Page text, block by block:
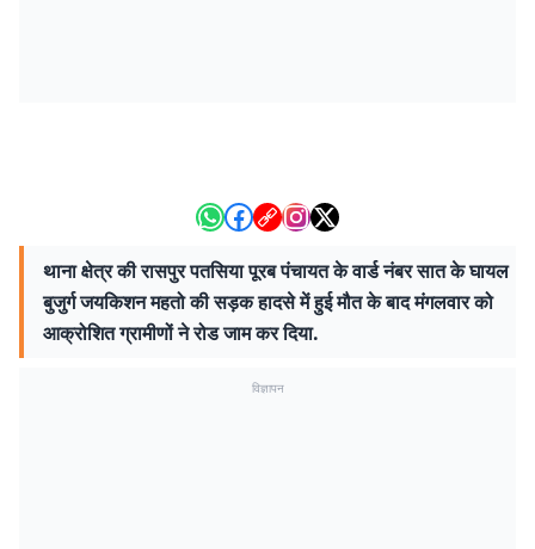
थाना क्षेत्र की रासपुर पतसिया पूरब पंचायत के वार्ड नंबर सात के घायल
बुजुर्ग जयकिशन महतो की सड़क हादसे में हुई मौत के बाद मंगलवार को
आक्रोशित ग्रामीणों ने रोड जाम कर दिया.
विज्ञापन